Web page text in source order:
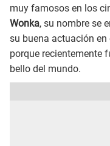
muy famosos en los
Wonka, su nombre se
su buena actuación
porque recientemente
bello del mundo.